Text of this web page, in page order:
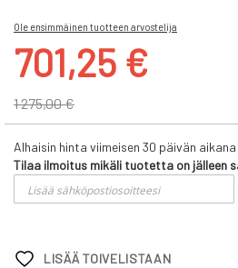
gallery
Ole ensimmäinen tuotteen arvostelija
Tarjoushinta
701,25 €
1 275,00 €
Alhaisin hinta viimeisen 30 päivän aikana:
Tilaa ilmoitus mikäli tuotetta on jälleen
LISÄÄ TOIVELISTAAN